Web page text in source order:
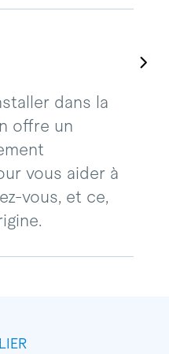
dans la
offre un
vous aider à
vous, et ce,